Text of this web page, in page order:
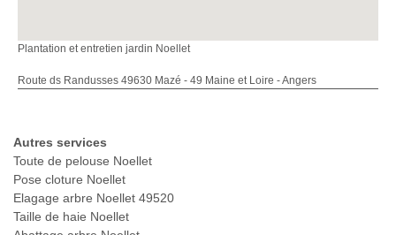
Plantation et entretien jardin Noellet
Route ds Randusses 49630 Mazé - 49 Maine et Loire - Angers
Autres services
Toute de pelouse Noellet
Pose cloture Noellet
Elagage arbre Noellet 49520
Taille de haie Noellet